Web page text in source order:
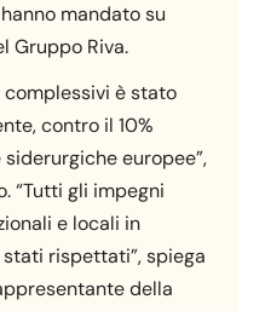
mandato su
Gruppo Riva.
complessivi è stato
contro il 10%
europee”,
“Tutti gli impegni
e locali in
rispettati”, spiega
della